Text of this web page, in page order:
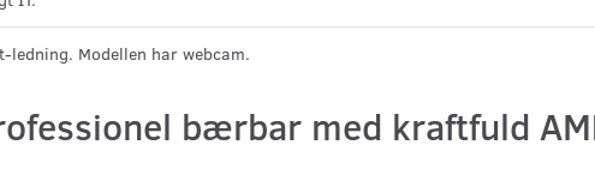
Modellen har webcam.
bærbar med kraftfuld